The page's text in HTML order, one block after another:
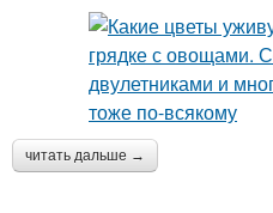
читать дальше →